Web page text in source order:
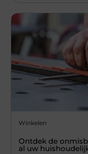
Winkelen
Ontdek de
al uw